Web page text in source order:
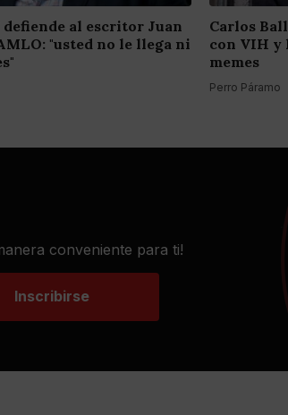
al escritor Juan
"usted no le llega ni
Carlos
con VIH y
memes
Perro Páramo
conveniente para ti!
Inscribirse